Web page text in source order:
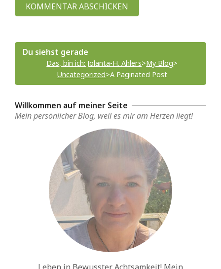
Du siehst gerade
Das, bin ich: Jolanta-H. Ahlers>My Blog>
Uncategorized>A Paginated Post
Willkommen auf meiner Seite
Mein persönlicher Blog, weil es mir am Herzen liegt!